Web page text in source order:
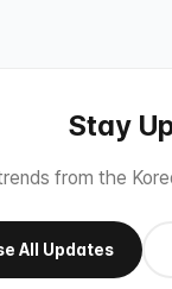
Stay
from the
All Updates